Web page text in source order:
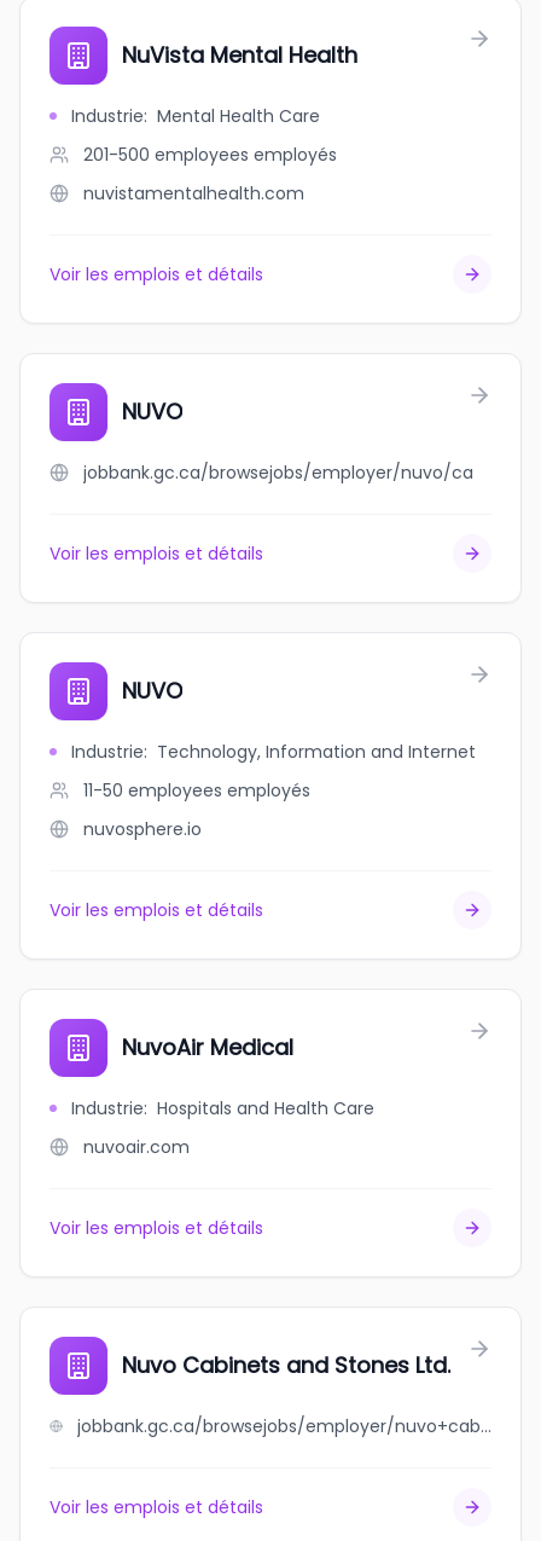
NuVista Mental Health
Industrie: Mental Health Care
201-500 employees employés
nuvistamentalhealth.com
Voir les emplois et détails
NUVO
jobbank.gc.ca/browsejobs/employer/nuvo/ca
Voir les emplois et détails
NUVO
Industrie: Technology, Information and Internet
11-50 employees employés
nuvosphere.io
Voir les emplois et détails
NuvoAir Medical
Industrie: Hospitals and Health Care
nuvoair.com
Voir les emplois et détails
Nuvo Cabinets and Stones Ltd.
jobbank.gc.ca/browsejobs/employer/nuvo+cabinets+and+stones+ltd./ca
Voir les emplois et détails